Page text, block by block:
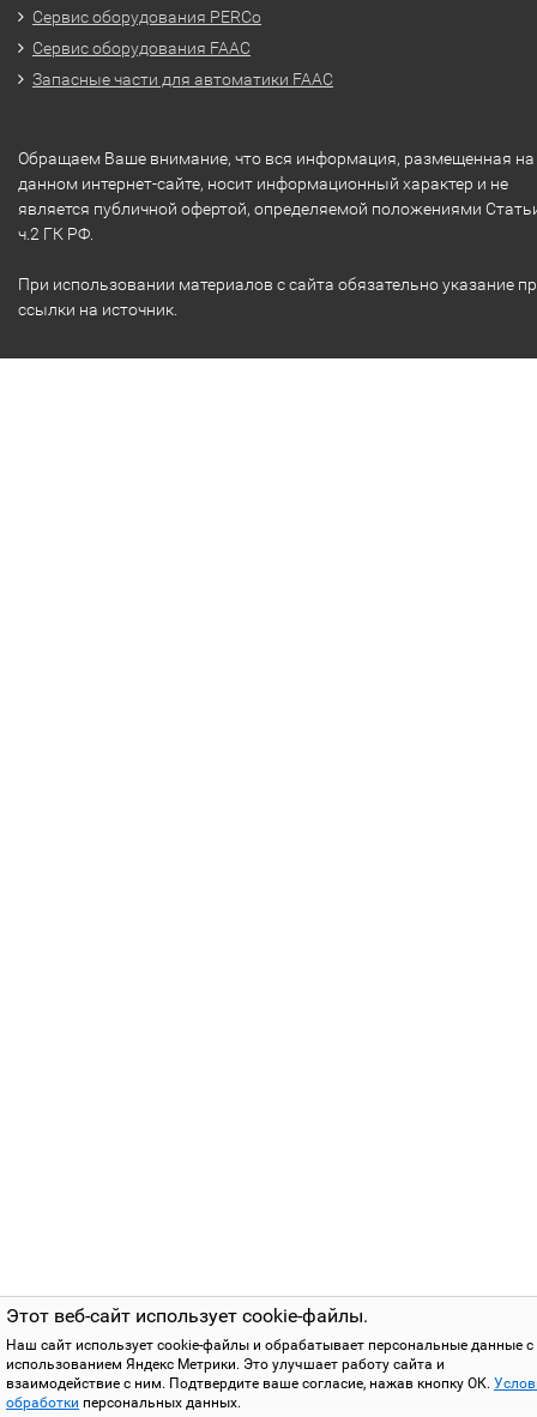
Этот веб-сайт использует cookie-файлы.
Наш сайт использует cookie-файлы и обрабатывает персональные данные с
использованием Яндекс Метрики. Это улучшает работу сайта и
взаимодействие с ним. Подтвердите ваше согласие, нажав кнопку ОК.
обработки персональных данных.
Сервис оборудования PERCo
Сервис оборудования FAAC
Запасные части для автоматики FAAC
Обращаем Ваше внимание, что вся информация, размещенная на
данном интернет-сайте, носит информационный характер и не
является публичной офертой, определяемой положениями
ч.2 ГК РФ.
При использовании материалов с сайта обязательно указание
ссылки на источник.